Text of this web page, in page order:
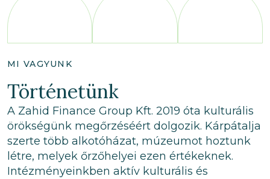
MI VAGYUNK
Történetünk
A Zahid Finance Group Kft. 2019 óta kulturális
örökségünk megőrzéséért dolgozik. Kárpátalja
szerte több alkotóházat, múzeumot hoztunk
létre, melyek őrzőhelyei ezen értékeknek.
Intézményeinkben aktív kulturális és